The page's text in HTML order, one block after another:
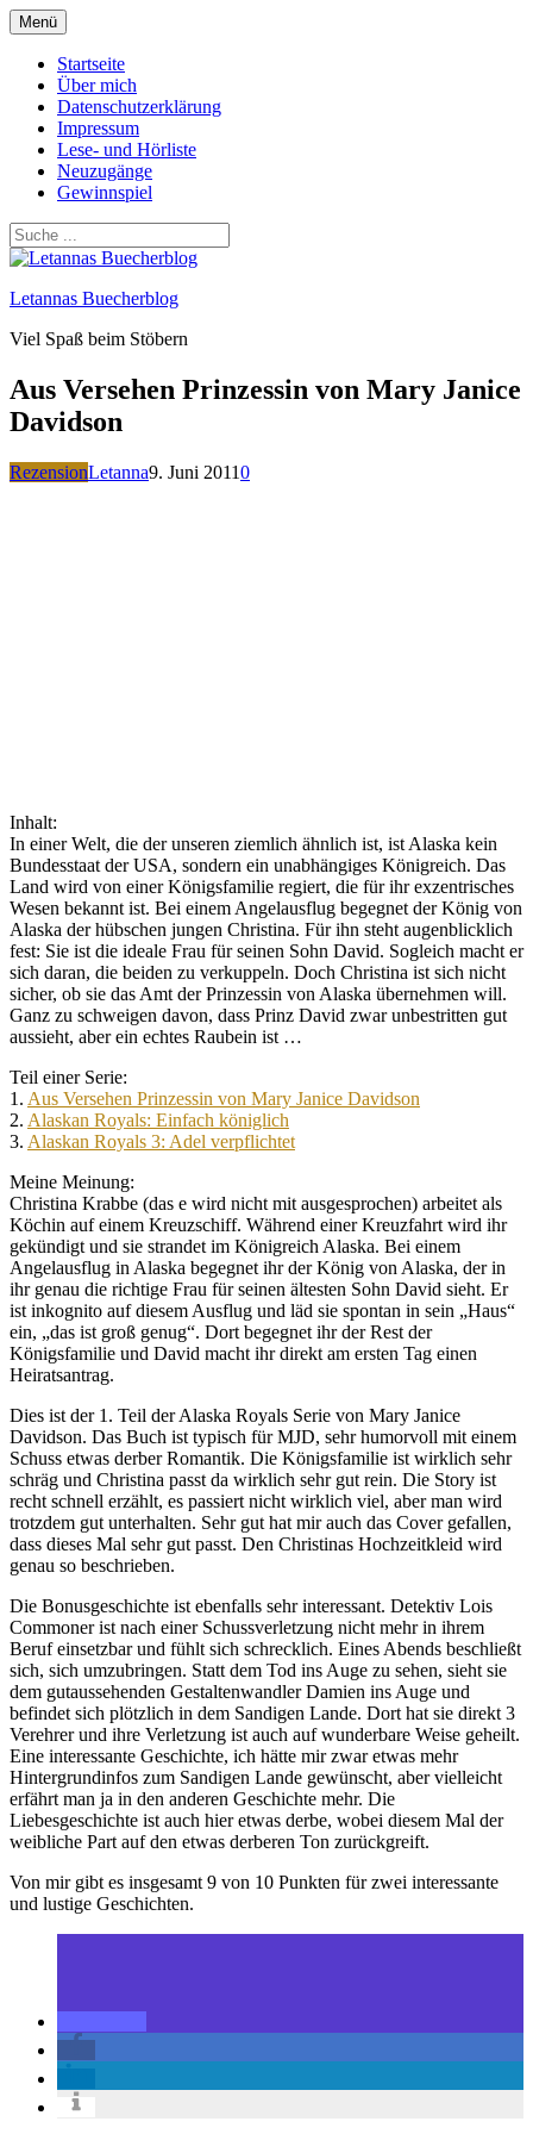
Zum
Inhalt
springen
Menü
Startseite
Über mich
Datenschutzerklärung
Impressum
Lese- und Hörliste
Neuzugänge
Gewinnspiel
Letannas Buecherblog
Viel Spaß beim Stöbern
Aus Versehen Prinzessin von Mary Janice
Davidson
RezensionLetanna9. Juni 20110
Inhalt:
In einer Welt, die der unseren ziemlich ähnlich ist, ist Alaska kein
Bundesstaat der USA, sondern ein unabhängiges Königreich. Das
Land wird von einer Königsfamilie regiert, die für ihr exzentrisches
Wesen bekannt ist. Bei einem Angelausflug begegnet der König von
Alaska der hübschen jungen Christina. Für ihn steht augenblicklich
fest: Sie ist die ideale Frau für seinen Sohn David. Sogleich macht er
sich daran, die beiden zu verkuppeln. Doch Christina ist sich nicht
sicher, ob sie das Amt der Prinzessin von Alaska übernehmen will.
Ganz zu schweigen davon, dass Prinz David zwar unbestritten gut
aussieht, aber ein echtes Raubein ist …
Teil einer Serie:
1. Aus Versehen Prinzessin von Mary Janice Davidson
2. Alaskan Royals: Einfach königlich
3. Alaskan Royals 3: Adel verpflichtet
Meine Meinung:
Christina Krabbe (das e wird nicht mit ausgesprochen) arbeitet als
Köchin auf einem Kreuzschiff. Während einer Kreuzfahrt wird ihr
gekündigt und sie strandet im Königreich Alaska. Bei einem
Angelausflug in Alaska begegnet ihr der König von Alaska, der in
ihr genau die richtige Frau für seinen ältesten Sohn David sieht. Er
ist inkognito auf diesem Ausflug und läd sie spontan in sein „Haus“
ein, „das ist groß genug“. Dort begegnet ihr der Rest der
Königsfamilie und David macht ihr direkt am ersten Tag einen
Heiratsantrag.
Dies ist der 1. Teil der Alaska Royals Serie von Mary Janice
Davidson. Das Buch ist typisch für MJD, sehr humorvoll mit einem
Schuss etwas derber Romantik. Die Königsfamilie ist wirklich sehr
schräg und Christina passt da wirklich sehr gut rein. Die Story ist
recht schnell erzählt, es passiert nicht wirklich viel, aber man wird
trotzdem gut unterhalten. Sehr gut hat mir auch das Cover gefallen,
dass dieses Mal sehr gut passt. Den Christinas Hochzeitkleid wird
genau so beschrieben.
Die Bonusgeschichte ist ebenfalls sehr interessant. Detektiv Lois
Commoner ist nach einer Schussverletzung nicht mehr in ihrem
Beruf einsetzbar und fühlt sich schrecklich. Eines Abends beschließt
sich, sich umzubringen. Statt dem Tod ins Auge zu sehen, sieht sie
dem gutaussehenden Gestaltenwandler Damien ins Auge und
befindet sich plötzlich in dem Sandigen Lande. Dort hat sie direkt 3
Verehrer und ihre Verletzung ist auch auf wunderbare Weise geheilt.
Eine interessante Geschichte, ich hätte mir zwar etwas mehr
Hintergrundinfos zum Sandigen Lande gewünscht, aber vielleicht
erfährt man ja in den anderen Geschichte mehr. Die
Liebesgeschichte ist auch hier etwas derbe, wobei diesem Mal der
weibliche Part auf den etwas derberen Ton zurückgreift.
Von mir gibt es insgesamt 9 von 10 Punkten für zwei interessante
und lustige Geschichten.